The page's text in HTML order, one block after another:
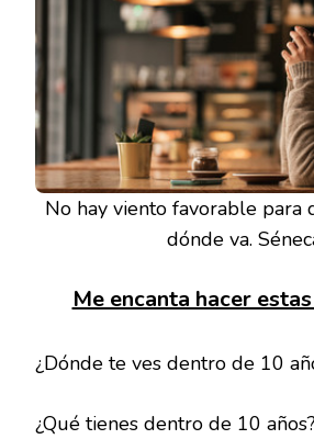
No hay viento favorable para
dónde va.
Me encanta hacer
¿Dónde te ves dentro de 10
¿Qué tienes dentro de 10 años?